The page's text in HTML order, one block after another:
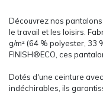
Découvrez nos
le travail et les loisirs.
g/m² (64 % polyester, 33
FINISH®ECO, ces
Dotés d'une ceinture
indéchirables, ils